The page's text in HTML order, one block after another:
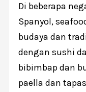
Di beberapa
Spanyol,
budaya dan
dengan sushi
bibimbap dan
paella dan